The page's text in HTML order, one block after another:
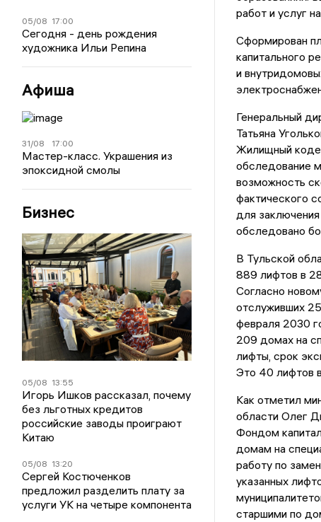
05/08 17:00
Сегодня - день рождения
художника Ильи Репина
Афиша
31/08 17:00
Мастер-класс. Украшения из
эпоксидной смолы
Бизнес
05/08 13:55
Игорь Ишков рассказал, почему
без льготных кредитов
российские заводы проиграют
Китаю
05/08 13:20
Сергей Костюченков
предложил разделить плату за
услуги УК на четыре компонента
работ и услуг
Сформирован
капитального
и
Генеральный
Татьяна
Жилищный
обследование
возможность
фактического
для
обследовано
В Тульской
889 лифтов в
Согласно
отслуживших
февраля 2030
209 домах на
лифты, срок
Это 40 лифтов
Как отметил
области Олег
Фондом
домам на
работу по
указанных
старшими по